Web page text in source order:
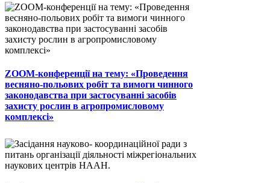
ZOOM-конференції на тему: «Проведення
весняно-польових робіт та вимоги чинного
законодавства при застосуванні засобів
захисту рослин в агропромисловому
комплексі»